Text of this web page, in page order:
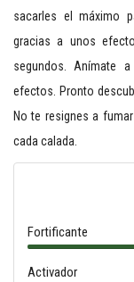
sacarles el máximo
gracias a unos
segundos. Anímate
efectos. Pronto
No te resignes a
cada calada.
Fortificante
Activador